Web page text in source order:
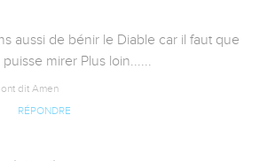
aussi de bénir le Diable car il faut que
puisse mirer Plus loin......
dit Amen
RÉPONDRE